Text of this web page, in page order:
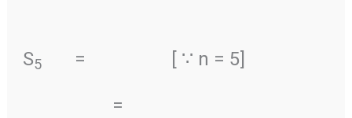
S5= [ ∵ n = 5]
=